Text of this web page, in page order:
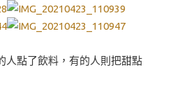
點了飲料，有的人則把甜點